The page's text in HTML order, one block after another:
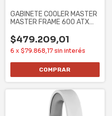
GABINETE COOLER MASTER
MASTER FRAME 600 ATX
$479.209,01
6 x $79.868,17 sin interés